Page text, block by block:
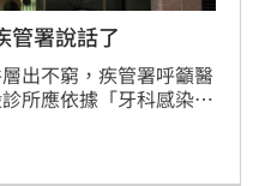
署說話了
出不窮，疾管署呼籲醫
所應依據「牙科感染管
醫權益受損的狀況，可